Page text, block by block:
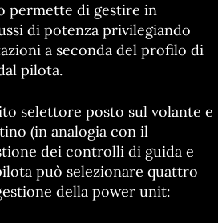
permette di gestire in
di potenza privilegiando
a seconda del profilo di
pilota.
selettore posto sul volante e
(in analogia con il
dei controlli di guida e
può selezionare quattro
della power unit: